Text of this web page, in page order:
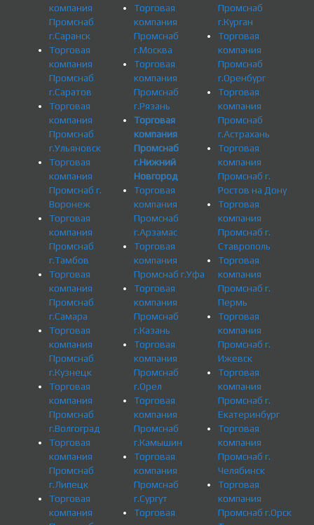
компания
Промснаб
г.Саранск
Торговая
компания
Промснаб
г.Саратов
Торговая
компания
Промснаб
г.Ульяновск
Торговая
компания
Промснаб г.
Воронеж
Торговая
компания
Промснаб
г.Тамбов
Торговая
компания
Промснаб
г.Самара
Торговая
компания
Промснаб
г.Кузнецк
Торговая
компания
Промснаб
г.Волгоград
Торговая
компания
Промснаб
г.Липецк
Торговая
компания
Торговая
компания
Промснаб
г.Москва
Торговая
компания
Промснаб
г.Рязань
Торговая
компания
Промснаб
г.Нижний
Новгород
Торговая
компания
Промснаб
г.Арзамас
Торговая
компания
Промснаб г.Уфа
Торговая
компания
Промснаб
г.Казань
Торговая
компания
Промснаб
г.Орел
Торговая
компания
Промснаб
г.Камышин
Торговая
компания
Промснаб
г.Сургут
Торговая
Промснаб
г.Курган
Торговая
компания
Промснаб
г.Оренбург
Торговая
компания
Промснаб
г.Астрахань
Торговая
компания
Промснаб г.
Ростов на Дону
Торговая
компания
Промснаб г.
Ставрополь
Торговая
компания
Промснаб г.
Пермь
Торговая
компания
Промснаб г.
Ижевск
Торговая
компания
Промснаб г.
Екатеринбург
Торговая
компания
Промснаб г.
Челябинск
Торговая
компания
Промснаб г.Орск